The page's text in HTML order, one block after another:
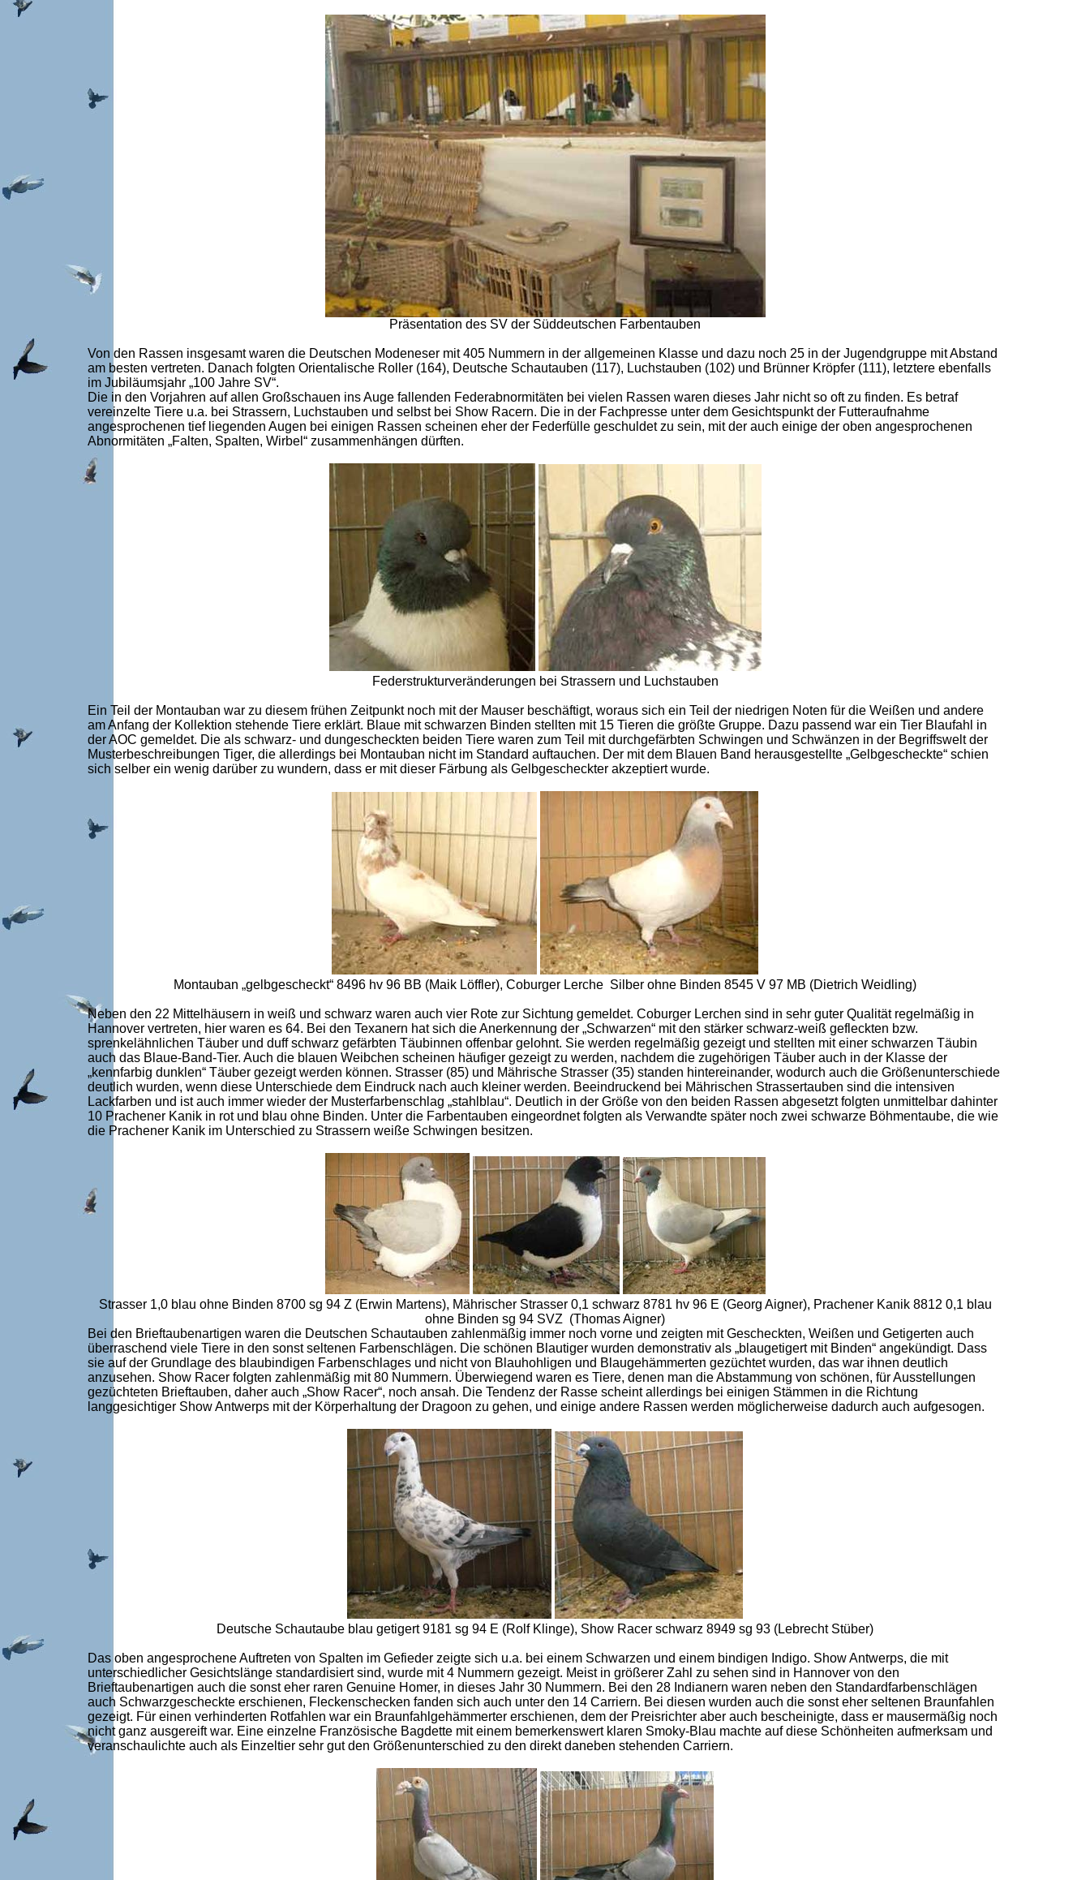
Präsentation des SV der Süddeutschen Farbentauben
Von den Rassen insgesamt waren die Deutschen Modeneser mit 405 Nummern in der allgemeinen Klasse und dazu noch 25 in der Jugendgruppe mit Abstand
am besten vertreten. Danach folgten Orientalische Roller (164), Deutsche Schautauben (117), Luchstauben (102) und Brünner Kröpfer (111), letztere ebenfalls
im Jubiläumsjahr „100 Jahre SV“.
Die in den Vorjahren auf allen Großschauen ins Auge fallenden Federabnormitäten bei vielen Rassen waren dieses Jahr nicht so oft zu finden. Es betraf
vereinzelte Tiere u.a. bei Strassern, Luchstauben und selbst bei Show Racern. Die in der Fachpresse unter dem Gesichtspunkt der Futteraufnahme
angesprochenen tief liegenden Augen bei einigen Rassen scheinen eher der Federfülle geschuldet zu sein, mit der auch einige der oben angesprochenen
Abnormitäten „Falten, Spalten, Wirbel“ zusammenhängen dürften.
Federstrukturveränderungen bei Strassern und Luchstauben
Ein Teil der Montauban war zu diesem frühen Zeitpunkt noch mit der Mauser beschäftigt, woraus sich ein Teil der niedrigen Noten für die Weißen und andere
am Anfang der Kollektion stehende Tiere erklärt. Blaue mit schwarzen Binden stellten mit 15 Tieren die größte Gruppe. Dazu passend war ein Tier Blaufahl in
der AOC gemeldet. Die als schwarz- und dungescheckten beiden Tiere waren zum Teil mit durchgefärbten Schwingen und Schwänzen in der Begriffswelt der
Musterbeschreibungen Tiger, die allerdings bei Montauban nicht im Standard auftauchen. Der mit dem Blauen Band herausgestellte „Gelbgescheckte“ schien
sich selber ein wenig darüber zu wundern, dass er mit dieser Färbung als Gelbgescheckter akzeptiert wurde.
Montauban „gelbgescheckt“ 8496 hv 96 BB (Maik Löffler), Coburger Lerche Silber ohne Binden 8545 V 97 MB (Dietrich Weidling)
Neben den 22 Mittelhäusern in weiß und schwarz waren auch vier Rote zur Sichtung gemeldet. Coburger Lerchen sind in sehr guter Qualität regelmäßig in
Hannover vertreten, hier waren es 64. Bei den Texanern hat sich die Anerkennung der „Schwarzen“ mit den stärker schwarz-weiß gefleckten bzw.
sprenkelähnlichen Täuber und duff schwarz gefärbten Täubinnen offenbar gelohnt. Sie werden regelmäßig gezeigt und stellten mit einer schwarzen Täubin
auch das Blaue-Band-Tier. Auch die blauen Weibchen scheinen häufiger gezeigt zu werden, nachdem die zugehörigen Täuber auch in der Klasse der
„kennfarbig dunklen“ Täuber gezeigt werden können. Strasser (85) und Mährische Strasser (35) standen hintereinander, wodurch auch die Größenunterschiede
deutlich wurden, wenn diese Unterschiede dem Eindruck nach auch kleiner werden. Beeindruckend bei Mährischen Strassertauben sind die intensiven
Lackfarben und ist auch immer wieder der Musterfarbenschlag „stahlblau“. Deutlich in der Größe von den beiden Rassen abgesetzt folgten unmittelbar dahinter
10 Prachener Kanik in rot und blau ohne Binden. Unter die Farbentauben eingeordnet folgten als Verwandte später noch zwei schwarze Böhmentaube, die wie
die Prachener Kanik im Unterschied zu Strassern weiße Schwingen besitzen.
Strasser 1,0 blau ohne Binden 8700 sg 94 Z (Erwin Martens), Mährischer Strasser 0,1 schwarz 8781 hv 96 E (Georg Aigner), Prachener Kanik 8812 0,1 blau
ohne Binden sg 94 SVZ (Thomas Aigner)
Bei den Brieftaubenartigen waren die Deutschen Schautauben zahlenmäßig immer noch vorne und zeigten mit Gescheckten, Weißen und Getigerten auch
überraschend viele Tiere in den sonst seltenen Farbenschlägen. Die schönen Blautiger wurden demonstrativ als „blaugetigert mit Binden“ angekündigt. Dass
sie auf der Grundlage des blaubindigen Farbenschlages und nicht von Blauhohligen und Blaugehämmerten gezüchtet wurden, das war ihnen deutlich
anzusehen. Show Racer folgten zahlenmäßig mit 80 Nummern. Überwiegend waren es Tiere, denen man die Abstammung von schönen, für Ausstellungen
gezüchteten Brieftauben, daher auch „Show Racer“, noch ansah. Die Tendenz der Rasse scheint allerdings bei einigen Stämmen in die Richtung
langgesichtiger Show Antwerps mit der Körperhaltung der Dragoon zu gehen, und einige andere Rassen werden möglicherweise dadurch auch aufgesogen.
Deutsche Schautaube blau getigert 9181 sg 94 E (Rolf Klinge), Show Racer schwarz 8949 sg 93 (Lebrecht Stüber)
Das oben angesprochene Auftreten von Spalten im Gefieder zeigte sich u.a. bei einem Schwarzen und einem bindigen Indigo. Show Antwerps, die mit
unterschiedlicher Gesichtslänge standardisiert sind, wurde mit 4 Nummern gezeigt. Meist in größerer Zahl zu sehen sind in Hannover von den
Brieftaubenartigen auch die sonst eher raren Genuine Homer, in dieses Jahr 30 Nummern. Bei den 28 Indianern waren neben den Standardfarbenschlägen
auch Schwarzgescheckte erschienen, Fleckenschecken fanden sich auch unter den 14 Carriern. Bei diesen wurden auch die sonst eher seltenen Braunfahlen
gezeigt. Für einen verhinderten Rotfahlen war ein Braunfahlgehämmerter erschienen, dem der Preisrichter aber auch bescheinigte, dass er mausermäßig noch
nicht ganz ausgereift war. Eine einzelne Französische Bagdette mit einem bemerkenswert klaren Smoky-Blau machte auf diese Schönheiten aufmerksam und
veranschaulichte auch als Einzeltier sehr gut den Größenunterschied zu den direkt daneben stehenden Carriern.